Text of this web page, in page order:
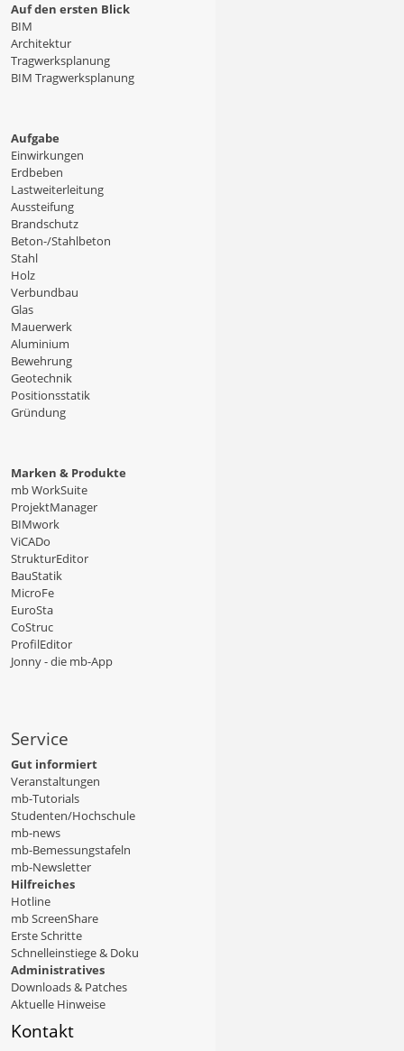
Auf den ersten Blick
BIM
Architektur
Tragwerksplanung
BIM Tragwerksplanung
Aufgabe
Einwirkungen
Erdbeben
Lastweiterleitung
Aussteifung
Brandschutz
Beton-/Stahlbeton
Stahl
Holz
Verbundbau
Glas
Mauerwerk
Aluminium
Bewehrung
Geotechnik
Positionsstatik
Gründung
Marken & Produkte
mb WorkSuite
ProjektManager
BIMwork
ViCADo
StrukturEditor
BauStatik
MicroFe
EuroSta
CoStruc
ProfilEditor
Jonny - die mb-App
Service
Gut informiert
Veranstaltungen
mb-Tutorials
Studenten/Hochschule
mb-news
mb-Bemessungstafeln
mb-Newsletter
Hilfreiches
Hotline
mb ScreenShare
Erste Schritte
Schnelleinstiege & Doku
Administratives
Downloads & Patches
Aktuelle Hinweise
Kontakt